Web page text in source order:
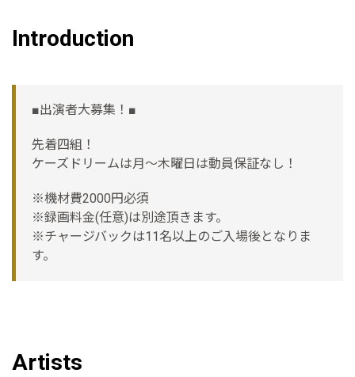
Introduction
■出演者大募集！■
先着四組！
ケーズドリームは月〜木曜日は動員保証なし！
※機材費2000円必須
※録画料金(任意)は別途頂きます。
※チャージバックは11名以上のご入場後となりま
す。
Artists